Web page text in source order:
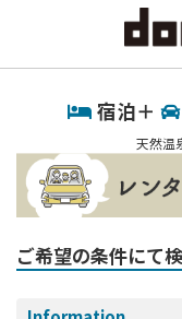
宿泊＋
天然温
ご希望の条件にて